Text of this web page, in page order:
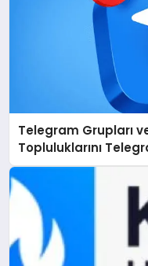
Telegram Grupları
Topluluklarını